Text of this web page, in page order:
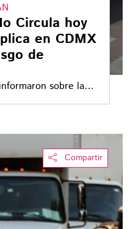
Circula hoy
en CDMX
de
sobre la
el Valle de México
Compartir